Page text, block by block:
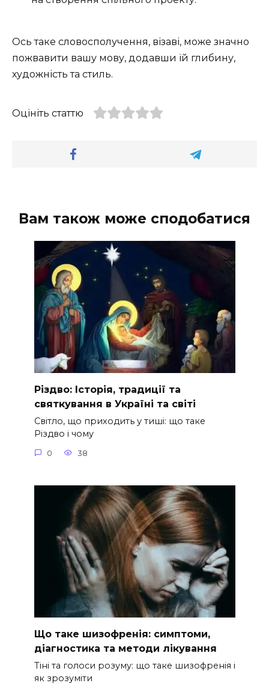
Ось таке словосполучення, візаві, може значно
пожвавити вашу мову, додавши їй глибину,
художність та стиль.
Оцініть статтю
Вам також може сподобатися
Різдво: Історія, традиції та
святкування в Україні та світі
Світло, що приходить у тиші: що таке
Різдво і чому
0 38
Що таке шизофренія: симптоми,
діагностика та методи лікування
Тіні та голоси розуму: що таке шизофренія і
як зрозуміти